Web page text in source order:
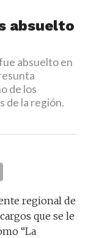
absuelto
absuelto en
de los
de la región.
regional de
que se le
“La